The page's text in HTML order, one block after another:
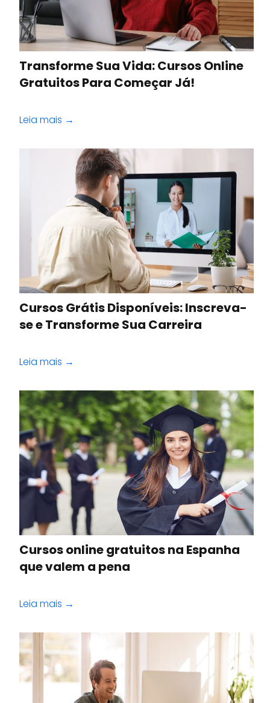
Transforme Sua Vida: Cursos Online
Gratuitos Para Começar Já!
Leia mais →
Cursos Grátis Disponíveis: Inscreva-
se e Transforme Sua Carreira
Leia mais →
Cursos online gratuitos na Espanha
que valem a pena
Leia mais →